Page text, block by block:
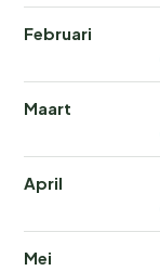
Februari
Maart
April
Mei